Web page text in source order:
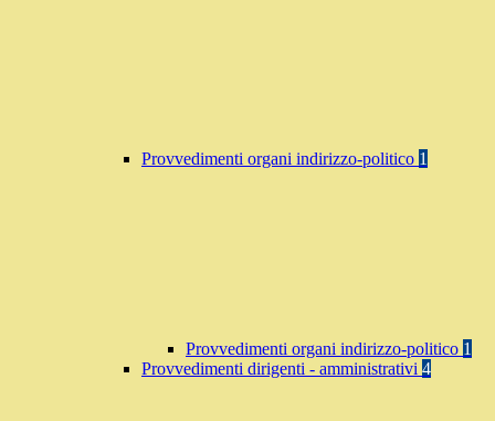
Provvedimenti organi indirizzo-politico 1
Provvedimenti organi indirizzo-politico 1
Provvedimenti dirigenti - amministrativi 4